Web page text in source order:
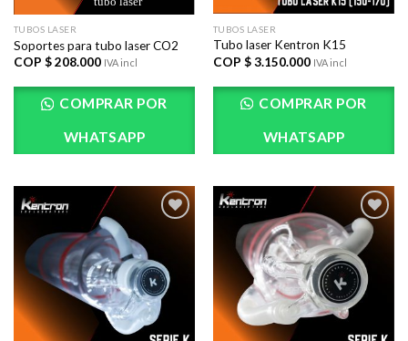
TUBOS LASER
Soportes para tubo laser CO2
COP $208.000 IVA incl
COMPRAR POR
WHATSAPP
TUBOS LASER
Tubo laser Kentron K15
COP $3.150.000 IVA incl
COMPRAR POR
WHATSAPP
AÃ±adir
a la lista
de
deseos
AÃ±adir
a la lista
de
deseos